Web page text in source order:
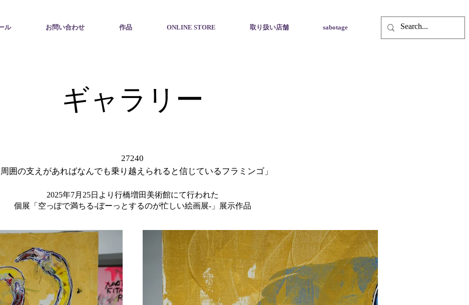
ル お問い合わせ 作品 ONLINE STORE 取り扱い店舗 sabotage
ギャラリー
27240
周囲の支えがあればなんでも乗り越えられると信じているフラミンゴ 」
2025年7月25日より行橋増田美術館にて行われた
個展「空っぽで満ちる-ぼーっとするのが忙しい絵画展-」展示作品